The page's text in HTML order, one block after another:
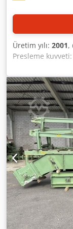
bir arıza veya
edilmesine,
kadar
tüm balyaların
işlemine dahil
senaryo
sonrasında
2015'te sistemin
sırasında üç
durumda ve
tadilat
bulunduğu
komple hat
açıklaması:
arkadan
balyaların tel
bakacak şekilde
balyalar
her seferinde bir
Kavrayıcılar,
Üretim yılı: 2001,
Presleme kuvveti:
1100 mm/590
mm/700 mm/
mm/950 mm,
katlı dikey,
boyutları X/Y/Z:
ağırlık: yaklaşık
yapılmamış ve
bulunmaktadır.